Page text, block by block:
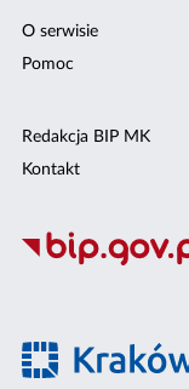
O serwisie
Pomoc
Redakcja BIP MK
Kontakt